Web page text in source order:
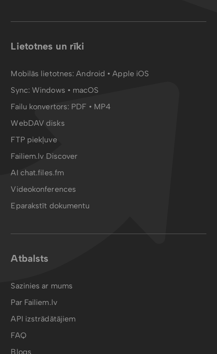
Lietotnes un rīki
Mobilās lietotnes:Android •Apple iOS
Sync:Windows • macOS
Failu konvertors: PDF • MP4
WebDAV disks
FTP piekļuve
Failiem.lv Discover
AI chat.files.fm
Videokonferences
Eparakstīt dokumentu
Atbalsts
Sazinies ar mums
Par Failiem.lv
API izstrādātājiem
FAQ
Blogs